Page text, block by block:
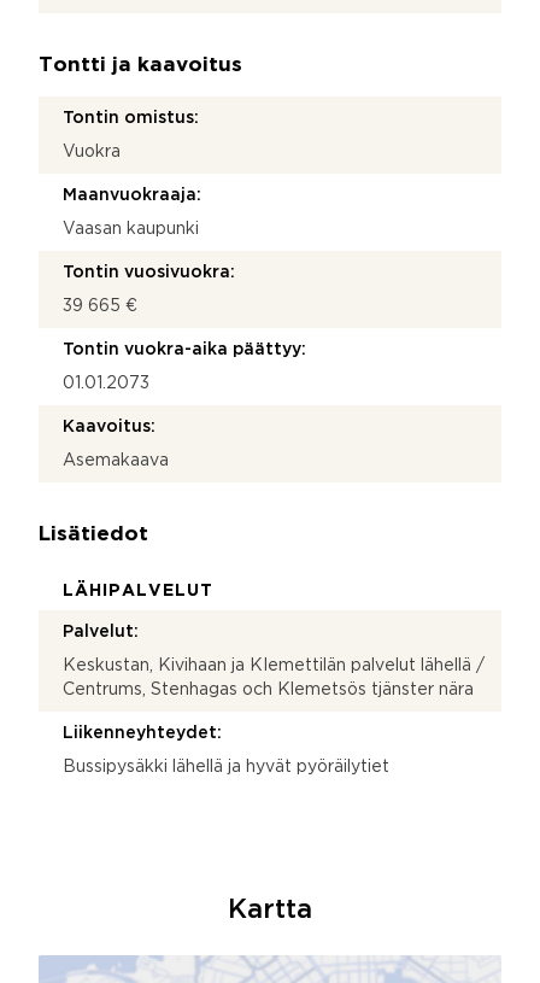
Tontti ja kaavoitus
Tontin omistus:
Vuokra
Maanvuokraaja:
Vaasan kaupunki
Tontin vuosivuokra:
39 665 €
Tontin vuokra-aika päättyy:
01.01.2073
Kaavoitus:
Asemakaava
Lisätiedot
LÄHIPALVELUT
Palvelut:
Keskustan, Kivihaan ja KIemettilän palvelut lähellä /
Centrums, Stenhagas och Klemetsös tjänster nära
Liikenneyhteydet:
Bussipysäkki lähellä ja hyvät pyöräilytiet
Kartta